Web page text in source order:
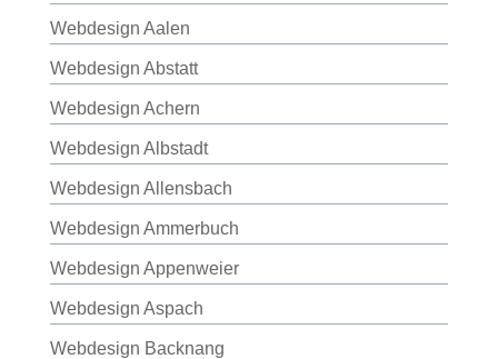
Webdesign Aalen
Webdesign Abstatt
Webdesign Achern
Webdesign Albstadt
Webdesign Allensbach
Webdesign Ammerbuch
Webdesign Appenweier
Webdesign Aspach
Webdesign Backnang